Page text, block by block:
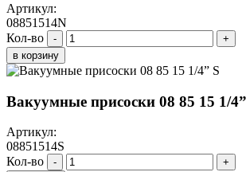
Артикул:
08851514N
Кол-во
-
+
в корзину
Вакуумные присоски 08 85 15 1/
Артикул:
08851514S
Кол-во
-
+